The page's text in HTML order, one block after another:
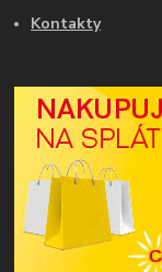
Kontakty